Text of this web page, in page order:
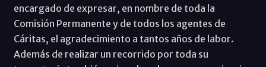
encargado de expresar, en nombre de toda la
Comisión Permanente y de todos los agentes de
Cáritas, el agradecimiento a tantos años de labor.
Además de realizar un recorrido por toda su